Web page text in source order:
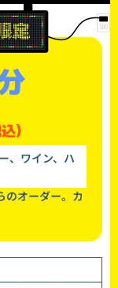
)
、ワイン、ハ
のオーダー。カ